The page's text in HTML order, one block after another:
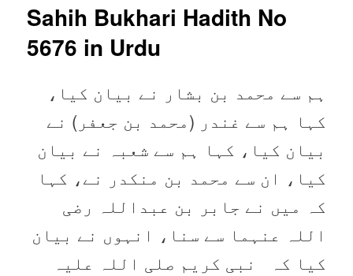
Sahih Bukhari Hadith No
5676 in Urdu
ہم سے محمد بن بشار نے بیان کیا،
کہا ہم سے غندر (محمد بن جعفر) نے
بیان کیا، کہا ہم سے شعبہ نے بیان
کیا، ان سے محمد بن منکدر نے، کہا
کہ میں نے جابر بن عبداللہ رضی
اللہ عنہما سے سنا، انہوں نے بیان
کیا کہ نبی کریم صلی اللہ علیہ